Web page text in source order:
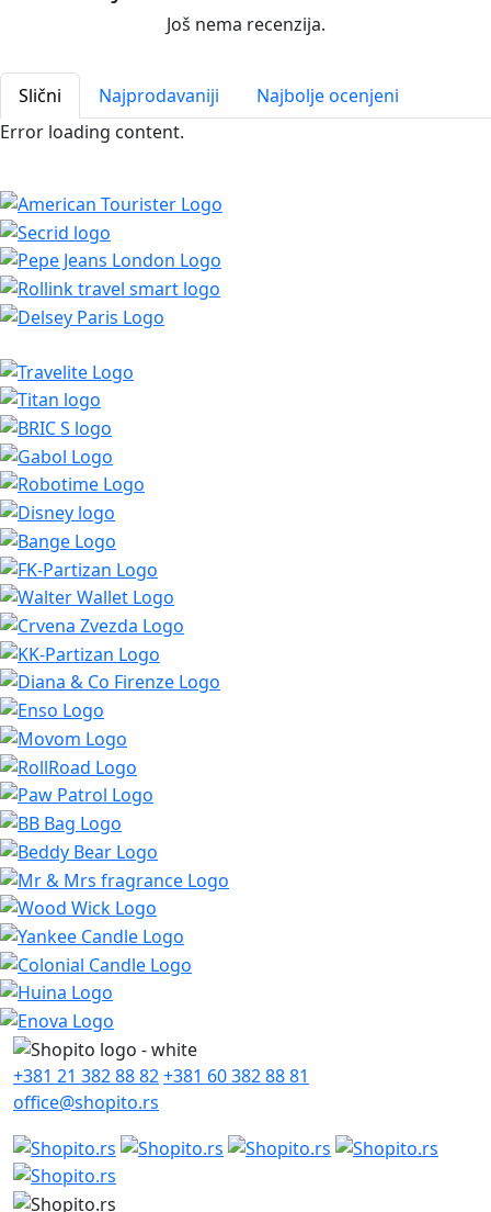
Još nema recenzija.
Slični Najprodavaniji
Najbolje ocenjeni
Error loading content.
+381 21 382 88 82+381 60 382 88 81
office@shopito.rs